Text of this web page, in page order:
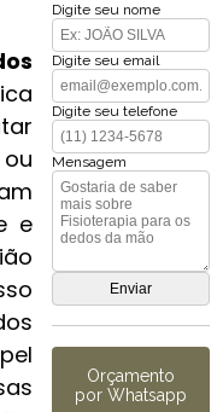
e
Digite seu nome
Digite seu email
Digite seu telefone
Mensagem
Orçamento
por Whatsapp